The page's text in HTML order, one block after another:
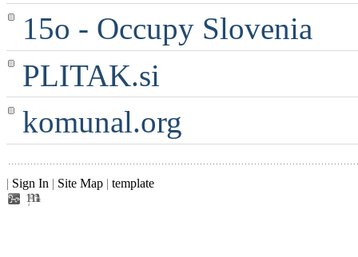
15o - Occupy Slovenia
PLITAK.si
komunal.org
| Sign In | Site Map | template